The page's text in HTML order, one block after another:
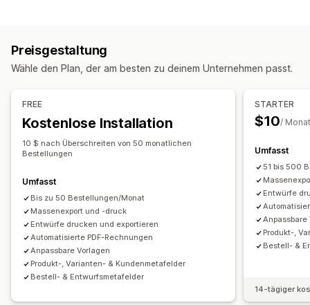
Anpassung
Steuerberechnung
Mehrere Währungen
Mehrere Sprachen
Dateimanagement
Massendownload
E-Mail-Automatisierung
Drucken und Exportieren Datensicherheit
Fortlaufende Nummerierung
Preisgestaltung
Wähle den Plan, der am besten zu deinem Unternehmen passt.
FREE
Kostenlose Installation
10 $ nach Überschreiten von 50 monatlichen
Bestellungen
Umfasst
Bis zu 50 Bestellungen/Monat
Massenexport und -druck
Entwürfe drucken und exportieren
Automatisierte PDF-Rechnungen
Anpassbare Vorlagen
Produkt-, Varianten- & Kundenmetafelder
Bestell- & Entwurfsmetafelder
STARTER
$10/ Monat
Umfasst
51 bis 500
Entwürfe
Anpassbare
Produkt-,
Bestell- &
14-tägiger